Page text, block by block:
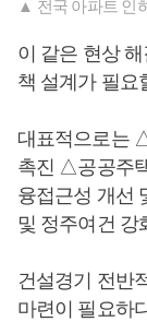
▲ 전국 아파트 인
이 같은 현상
책 설계가 필요
대표적으로는
촉진 △공공주
융접근성 개선
및 정주여건 강
건설경기 전반
마련이 필요하